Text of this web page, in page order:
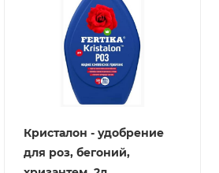
Кристалон - удобрение
для роз, бегоний,